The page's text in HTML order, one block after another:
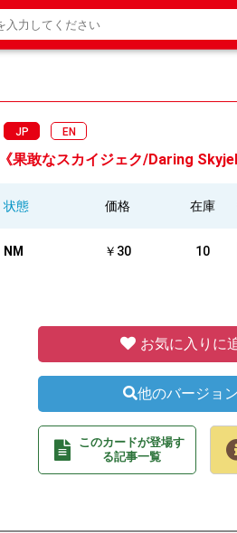
JP EN
《果敢なスカイジェク/Daring
状態 価格 在庫
NM ￥30 10
お気に入りに
他のバージョ
このカードが登場す
る記事一覧